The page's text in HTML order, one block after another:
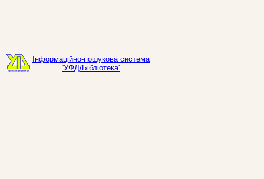
Інформаційно-пошукова система
'УФД/Бібліотека'